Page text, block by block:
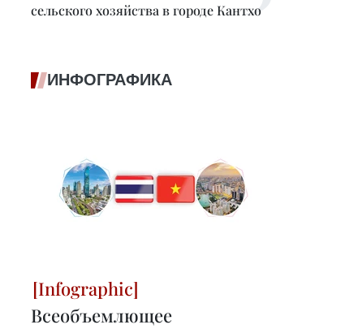
сельского хозяйства в городе Кантхо
ИНФОГРАФИКА
Всеобъемлющее